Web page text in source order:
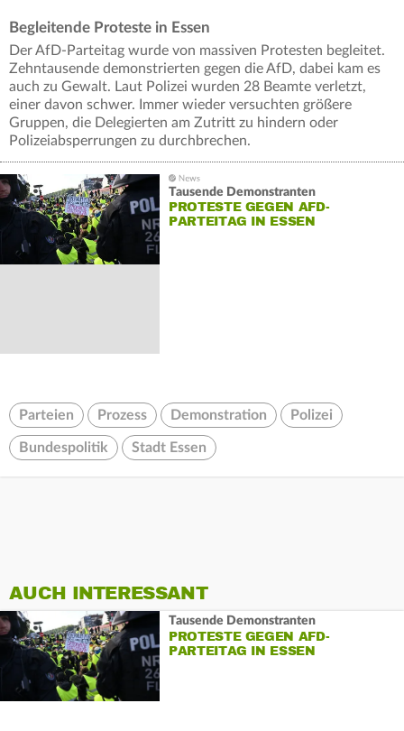
Begleitende Proteste in Essen
Der AfD-Parteitag wurde von massiven Protesten begleitet.
Zehntausende demonstrierten gegen die AfD, dabei kam es
auch zu Gewalt. Laut Polizei wurden 28 Beamte verletzt,
einer davon schwer. Immer wieder versuchten größere
Gruppen, die Delegierten am Zutritt zu hindern oder
Polizeiabsperrungen zu durchbrechen.
Tausende Demonstranten
PROTESTE GEGEN AFD-
PARTEITAG IN ESSEN
Parteien Prozess Demonstration Polizei
Bundespolitik Stadt Essen
AUCH INTERESSANT
Tausende Demonstranten
PROTESTE GEGEN AFD-
PARTEITAG IN ESSEN